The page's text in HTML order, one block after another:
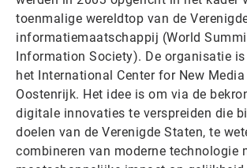
toenmalige wereldtop van de
informatiemaatschappij (World
Information Society). De organisatie
het International Center for New
Oostenrijk. Het idee is om via de
digitale innovaties te verspreiden die
doelen van de Verenigde Staten, te
combineren van moderne technologie